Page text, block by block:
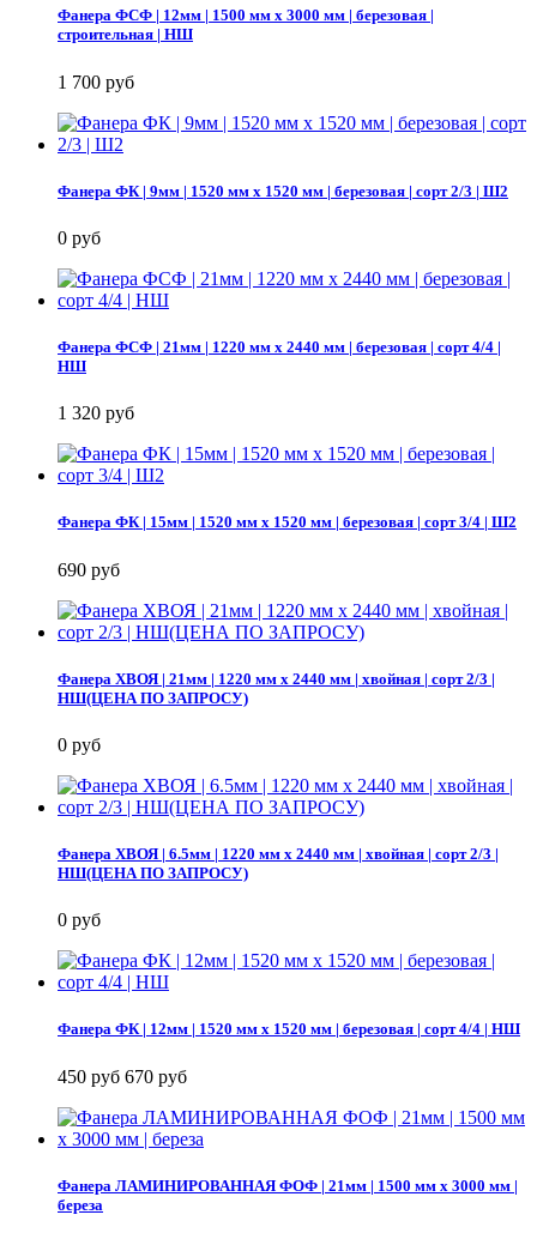
Фанера ФСФ | 12мм | 1500 мм х 3000 мм | березовая |
строительная | НШ
1 700 руб
Фанера ФК | 9мм | 1520 мм х 1520 мм | березовая | сорт 2/3 | Ш2
0 руб
Фанера ФСФ | 21мм | 1220 мм х 2440 мм | березовая | сорт 4/4 |
НШ
1 320 руб
Фанера ФК | 15мм | 1520 мм х 1520 мм | березовая | сорт 3/4 | Ш2
690 руб
Фанера ХВОЯ | 21мм | 1220 мм х 2440 мм | хвойная | сорт 2/3 |
НШ(ЦЕНА ПО ЗАПРОСУ)
0 руб
Фанера ХВОЯ | 6.5мм | 1220 мм х 2440 мм | хвойная | сорт 2/3 |
НШ(ЦЕНА ПО ЗАПРОСУ)
0 руб
Фанера ФК | 12мм | 1520 мм х 1520 мм | березовая | сорт 4/4 | НШ
450 руб 670 руб
Фанера ЛАМИНИРОВАННАЯ ФОФ | 21мм | 1500 мм х 3000 мм |
береза